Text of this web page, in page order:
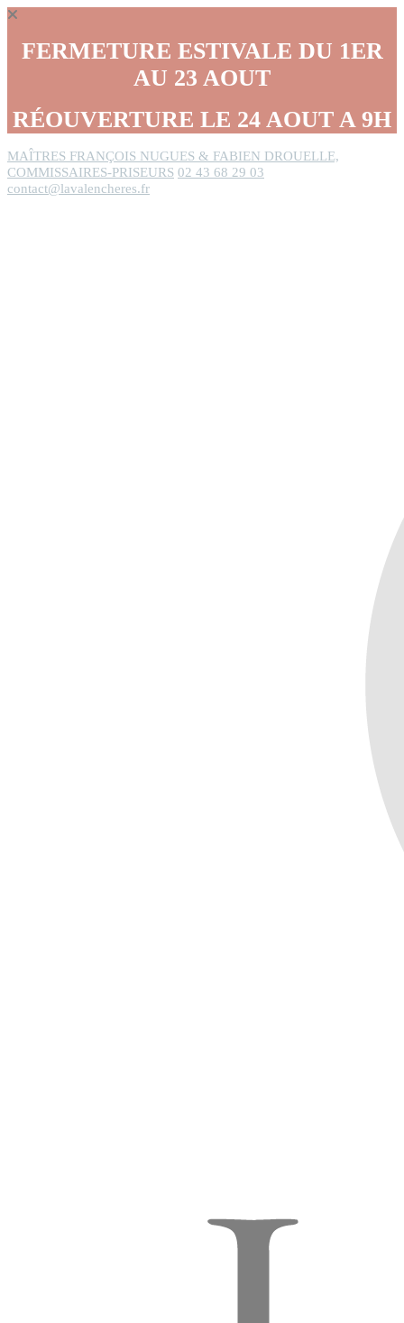
FERMETURE ESTIVALE DU 1ER
AU 23 AOUT
RÉOUVERTURE LE 24 AOUT A 9H
MAÎTRES FRANÇOIS NUGUES & FABIEN DROUELLE,
COMMISSAIRES-PRISEURS 02 43 68 29 03
contact@lavalencheres.fr
Panneau de gestion des cookies